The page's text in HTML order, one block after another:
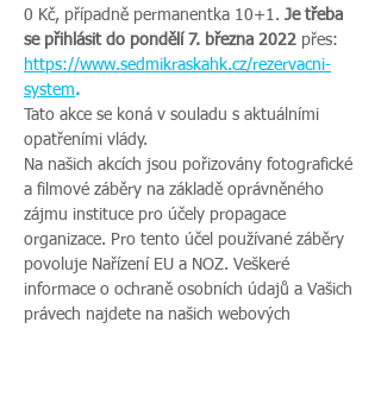
0 Kč, případně permanentka 10+1. Je třeba
se přihlásit do pondělí 7. března 2022 přes:
https://www.sedmikraskahk.cz/rezervacni-
system.
Tato akce se koná v souladu s aktuálními
opatřeními vlády.
Na našich akcích jsou pořizovány fotografické
a filmové záběry na základě oprávněného
zájmu instituce pro účely propagace
organizace. Pro tento účel používané záběry
povoluje Nařízení EU a NOZ. Veškeré
informace o ochraně osobních údajů a Vašich
právech najdete na našich webových